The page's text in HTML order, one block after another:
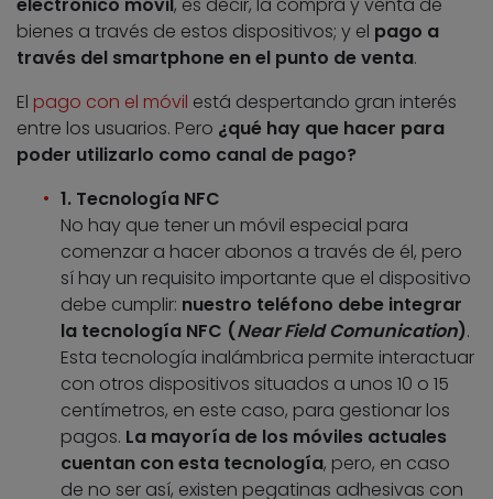
bienes a través de estos dispositivos; y el pago a
través del smartphone en el punto de venta.
El pago con el móvil está despertando gran interés
entre los usuarios. Pero ¿qué hay que hacer para
poder utilizarlo como canal de pago?
1. Tecnología NFC
No hay que tener un móvil especial para
comenzar a hacer abonos a través de él, pero
sí hay un requisito importante que el dispositivo
debe cumplir: nuestro teléfono debe integrar
la tecnología NFC (Near Field Comunication).
Esta tecnología inalámbrica permite interactuar
con otros dispositivos situados a unos 10 o 15
centímetros, en este caso, para gestionar los
pagos. La mayoría de los móviles actuales
cuentan con esta tecnología, pero, en caso
de no ser así, existen pegatinas adhesivas con